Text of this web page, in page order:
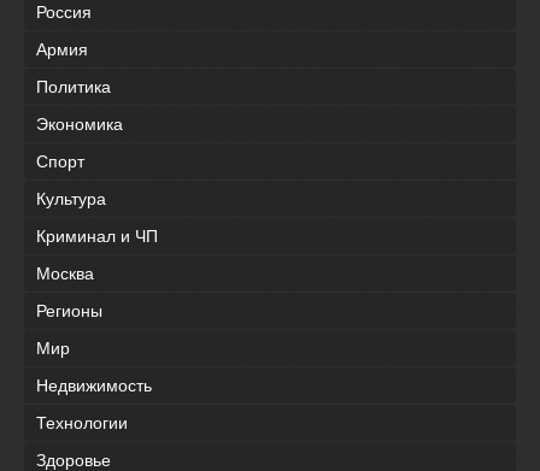
Россия
Армия
Политика
Экономика
Спорт
Культура
Криминал и ЧП
Москва
Регионы
Мир
Недвижимость
Технологии
Здоровье